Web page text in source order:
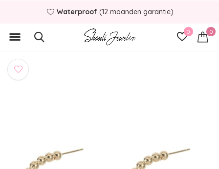
0 0
Waterproof (12 maanden garantie)